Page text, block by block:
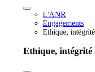
L'ANR
Engagements
Ethique,
Ethique, intégrité